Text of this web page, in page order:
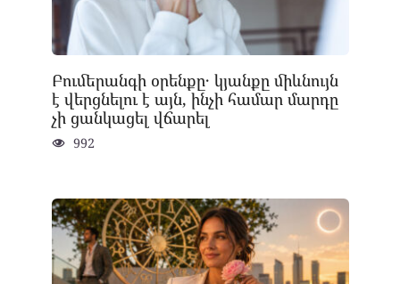
Բումերանգի օրենքը․ կյանքը միևնույն
է վերցնելու է այն, ինչի համար մարդը
չի ցանկացել վճարել
992